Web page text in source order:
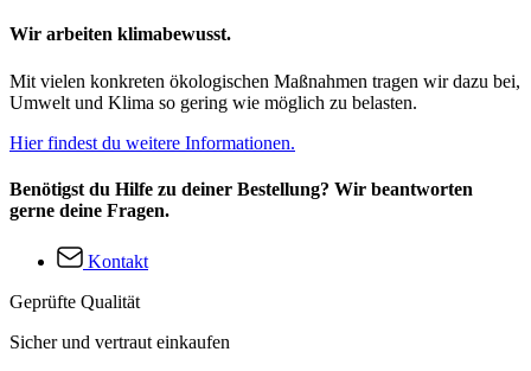
Wir arbeiten klimabewusst.
Mit vielen konkreten ökologischen Maßnahmen tragen wir dazu bei,
Umwelt und Klima so gering wie möglich zu belasten.
Hier findest du weitere Informationen.
Benötigst du Hilfe zu deiner Bestellung? Wir beantworten
gerne deine Fragen.
Kontakt
Geprüfte Qualität
Sicher und vertraut einkaufen